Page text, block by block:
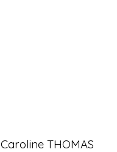
Caroline THOMAS